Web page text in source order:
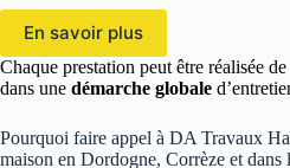
En savoir plus
Chaque prestation peut être réalisée de
dans une démarche globale
Pourquoi faire appel à DA Travaux
maison en Dordogne, Corrèze et dans